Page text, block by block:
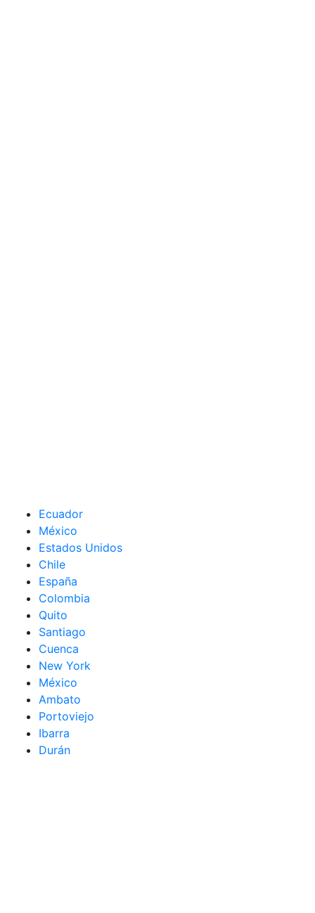
Ecuador
México
Estados Unidos
Chile
España
Colombia
Quito
Santiago
Cuenca
New York
México
Ambato
Portoviejo
Ibarra
Durán